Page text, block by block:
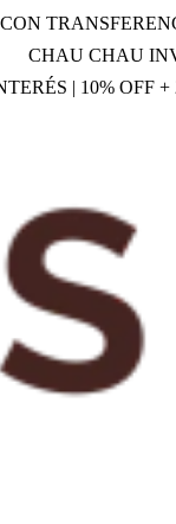
CHAU CHAU
| 10% OFF